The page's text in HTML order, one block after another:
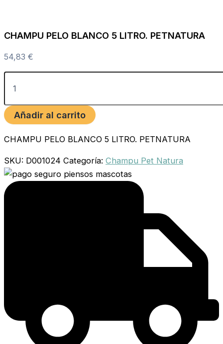
CHAMPU PELO BLANCO 5 LITRO. PETNATURA
54,83 €
Añadir al carrito
CHAMPU PELO BLANCO 5 LITRO. PETNATURA
SKU: D001024 Categoría: Champu Pet Natura